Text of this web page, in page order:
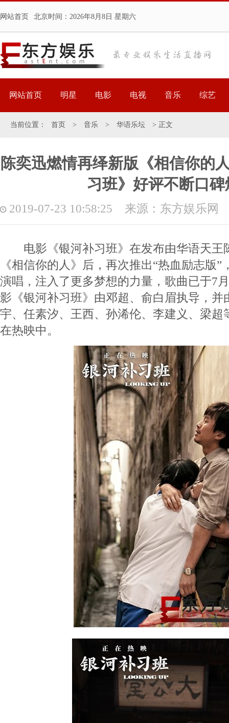
网站首页 北京时间： 2026年8月8日 星期六
网站首页 明星 电影 电视 音乐 综艺
当前位置： 首页 > 音乐 > 华语乐坛 > 正文
陈奕迅燃情再绎新版《相信你的
习班》好评不断口碑
2019-07-23 10:58:25 来源：东方娱乐网
电影《银河补习班》在发布由华语天王
《相信你的人》后，再次推出“热血励志版
演唱，注入了更多梦想的力量，歌曲已于7
影《银河补习班》由邓超、俞白眉执导，并
宇、任素汐、王西、孙浠伦、李建义、梁超
在热映中。